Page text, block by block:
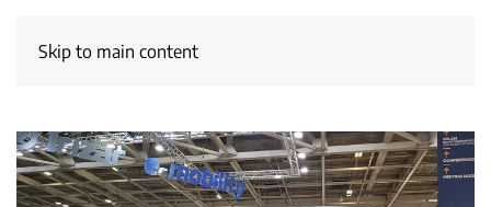
Skip to main content